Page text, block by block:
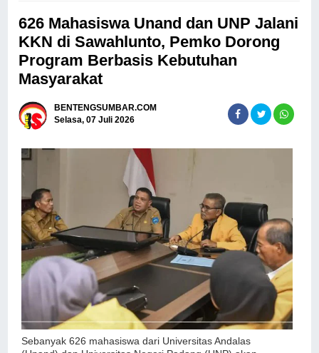
626 Mahasiswa Unand dan UNP Jalani
KKN di Sawahlunto, Pemko Dorong
Program Berbasis Kebutuhan
Masyarakat
BENTENGSUMBAR.COM
Selasa, 07 Juli 2026
Sebanyak 626 mahasiswa dari Universitas Andalas